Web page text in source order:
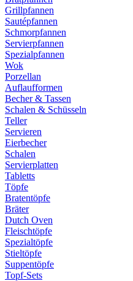
Grillpfannen
Sautépfannen
Schmorpfannen
Servierpfannen
Spezialpfannen
Wok
Porzellan
Auflaufformen
Becher & Tassen
Schalen & Schüsseln
Teller
Servieren
Eierbecher
Schalen
Servierplatten
Tabletts
Töpfe
Bratentöpfe
Bräter
Dutch Oven
Fleischtöpfe
Spezialtöpfe
Stieltöpfe
Suppentöpfe
Topf-Sets